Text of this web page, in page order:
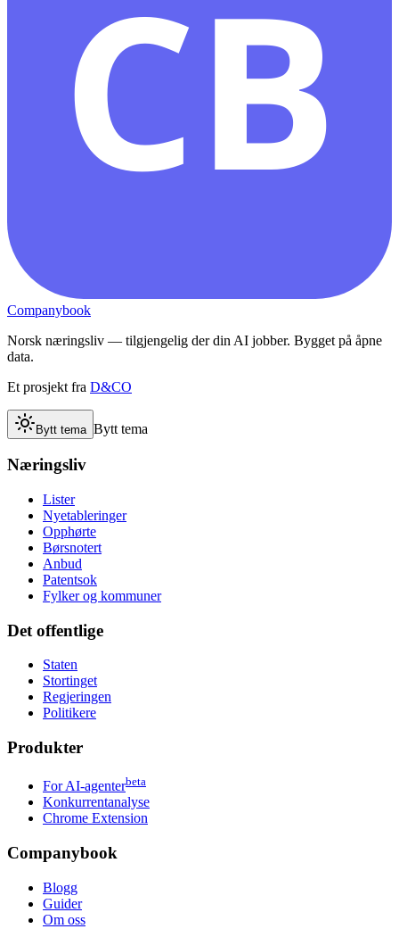
CB
Companybook
Norsk næringsliv — tilgjengelig der din AI jobber. Bygget på åpne
data.
Et prosjekt fra D&CO
Bytt tema Bytt tema
Næringsliv
Lister
Nyetableringer
Opphørte
Børsnotert
Anbud
Patentsok
Fylker og kommuner
Det offentlige
Staten
Stortinget
Regjeringen
Politikere
Produkter
For AI-agenterbeta
Konkurrentanalyse
Chrome Extension
Companybook
Blogg
Guider
Om oss